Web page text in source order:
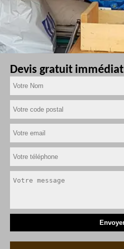
Devis gratuit immédiat